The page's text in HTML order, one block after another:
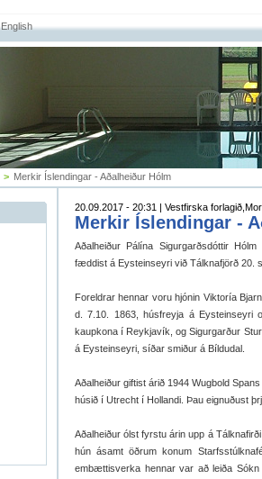
English
> Merkir Íslendingar - Aðalheiður Hólm
20.09.2017 - 20:31 | Vestfirska
Merkir Íslendingar -
Aðal­heiður Pálína Sig­ur­g­arðsdótt­ir
fædd­ist á Ey­steins­eyri við Tálkna­fjörð 20.
For­eldr­ar henn­ar voru hjón­in Vikt­oría
d. 7.10. 1863, hús­freyja á Ey­steins­eyri
kaup­kona í Reykja­vík, og Sig­ur­g­arður
á Ey­steins­eyri, síðar smiður á Bíldu­dal.
Aðal­heiður gift­ist árið 1944 Wug­bold
húsið í Utrecht í Hollandi. Þau eignuðust
Aðal­heiður ólst fyrstu árin upp á
hún ásamt öðrum kon­um
embættis­verka henn­ar var að leiða